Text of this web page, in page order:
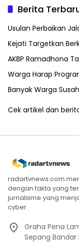
Berita
Usulan Perbaikan
Kejati Targetkan
AKBP Ramadhona
Warga Harap
Banyak Warga
Cek artikel dan
radartvnews.com
dengan fakta yang
jurnalisme yang
cyber.
Graha Pena
Sepang